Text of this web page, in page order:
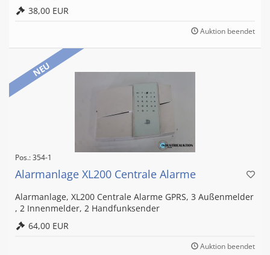
38,00 EUR
Auktion beendet
NEU
Pos.: 354-1
Alarmanlage XL200 Centrale Alarme
Alarmanlage, XL200 Centrale Alarme GPRS, 3 Außenmelder
, 2 Innenmelder, 2 Handfunksender
64,00 EUR
Auktion beendet